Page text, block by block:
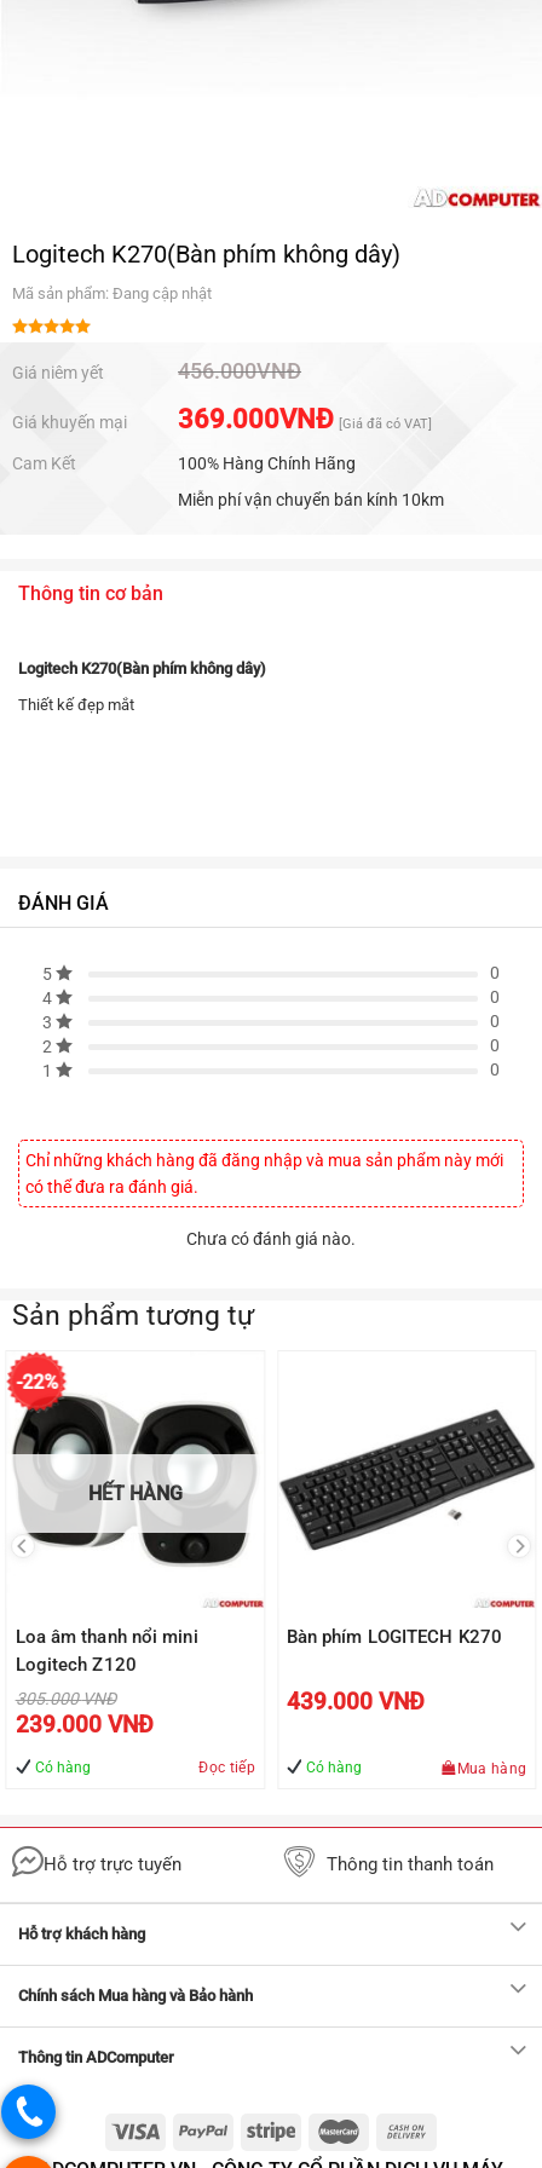
Logitech K270(Bàn phím không dây)
Mã sản phẩm: Đang cập nhật
hạng5.00
5 sao
Giá niêm yết 456.000VNĐ
Giá khuyến mại 369.000VNĐ [Giá đã có VAT]
Cam Kết
100% Hàng Chính Hãng
Miễn phí vận chuyển bán kính 10km
Thông tin cơ bản
Logitech K270(Bàn phím không dây)
Thiết kế đẹp mắt
ĐÁNH GIÁ
5
0
4
0
3
0
2
0
1
0
Chỉ những khách hàng đã đăng nhập và mua sản phẩm này mới
có thể đưa ra đánh giá.
Chưa có đánh giá nào.
Sản phẩm tương tự
-22%
HẾT HÀNG
Loa âm thanh nổi mini
Logitech Z120
305.000VNĐ
Giá
gốc
là:
239.000 VNĐ
239.000 VNĐ.
Có hàng Đọc tiếp
Bàn phím LOGITECH K270
439.000 VNĐ
Có hàng Mua hàng
Hỗ trợ trực tuyến Thông tin thanh toán
Hỗ trợ khách hàng
Chính sách Mua hàng và Bảo hành
Thông tin ADComputer